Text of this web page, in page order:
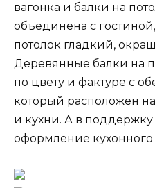
вагонка и балки на
объединена с
потолок гладкий,
Деревянные балки на
по цвету и фактуре с
который расположен
и кухни. А в
оформление кухонного